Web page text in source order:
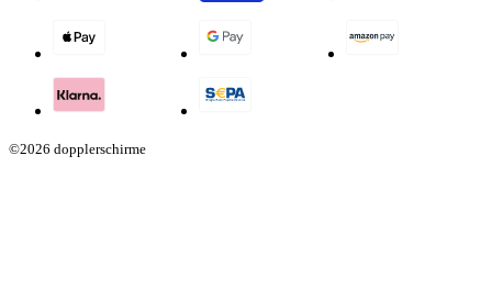
©2026 dopplerschirme